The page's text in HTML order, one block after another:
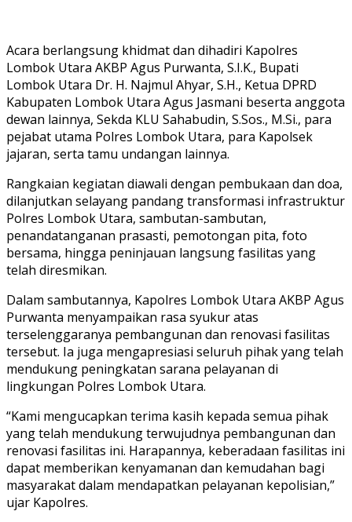
Acara berlangsung khidmat dan dihadiri Kapolres
Lombok Utara AKBP Agus Purwanta, S.I.K., Bupati
Lombok Utara Dr. H. Najmul Ahyar, S.H., Ketua DPRD
Kabupaten Lombok Utara Agus Jasmani beserta anggota
dewan lainnya, Sekda KLU Sahabudin, S.Sos., M.Si., para
pejabat utama Polres Lombok Utara, para Kapolsek
jajaran, serta tamu undangan lainnya.
Rangkaian kegiatan diawali dengan pembukaan dan doa,
dilanjutkan selayang pandang transformasi infrastruktur
Polres Lombok Utara, sambutan-sambutan,
penandatanganan prasasti, pemotongan pita, foto
bersama, hingga peninjauan langsung fasilitas yang
telah diresmikan.
Dalam sambutannya, Kapolres Lombok Utara AKBP Agus
Purwanta menyampaikan rasa syukur atas
terselenggaranya pembangunan dan renovasi fasilitas
tersebut. Ia juga mengapresiasi seluruh pihak yang telah
mendukung peningkatan sarana pelayanan di
lingkungan Polres Lombok Utara.
“Kami mengucapkan terima kasih kepada semua pihak
yang telah mendukung terwujudnya pembangunan dan
renovasi fasilitas ini. Harapannya, keberadaan fasilitas ini
dapat memberikan kenyamanan dan kemudahan bagi
masyarakat dalam mendapatkan pelayanan kepolisian,”
ujar Kapolres.